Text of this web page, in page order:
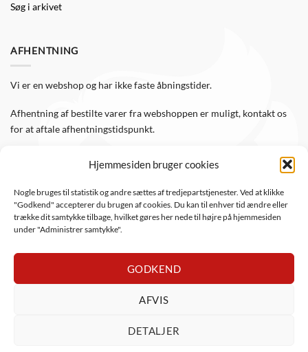
Hjemmesiden bruger cookies
Nogle bruges til statistik og andre sættes af tredjepartstjenester. Ved at klikke
"Godkend" accepterer du brugen af cookies. Du kan til enhver tid ændre eller
trække dit samtykke tilbage, hvilket gøres her nede til højre på hjemmesiden
under "Administrer samtykke".
GODKEND
AFVIS
DETALJER
Søg i arkivet
AFHENTNING
Vi er en webshop og har ikke faste åbningstider.
Afhentning af bestilte varer fra webshoppen er muligt, kontakt os
for at aftale afhentningstidspunkt.
Følg WTS Retro på de sociale medier, så er du altid opdateret.
Electron